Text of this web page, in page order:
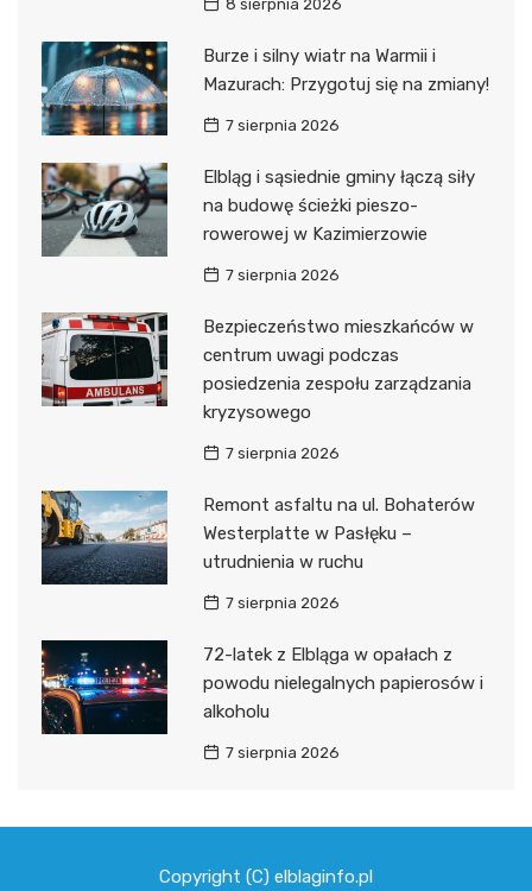
8 sierpnia 2026
Burze i silny wiatr na Warmii i
Mazurach: Przygotuj się na zmiany!
7 sierpnia 2026
Elbląg i sąsiednie gminy łączą siły
na budowę ścieżki pieszo-
rowerowej w Kazimierzowie
7 sierpnia 2026
Bezpieczeństwo mieszkańców w
centrum uwagi podczas
posiedzenia zespołu zarządzania
kryzysowego
7 sierpnia 2026
Remont asfaltu na ul. Bohaterów
Westerplatte w Pasłęku –
utrudnienia w ruchu
7 sierpnia 2026
72-latek z Elbląga w opałach z
powodu nielegalnych papierosów i
alkoholu
7 sierpnia 2026
Copyright (C) elblaginfo.pl